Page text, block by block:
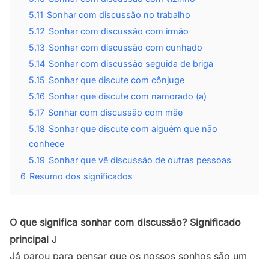
5.11 Sonhar com discussão no trabalho
5.12 Sonhar com discussão com irmão
5.13 Sonhar com discussão com cunhado
5.14 Sonhar com discussão seguida de briga
5.15 Sonhar que discute com cônjuge
5.16 Sonhar que discute com namorado (a)
5.17 Sonhar com discussão com mãe
5.18 Sonhar que discute com alguém que não
conhece
5.19 Sonhar que vê discussão de outras pessoas
6 Resumo dos significados
O que significa sonhar com discussão? Significado
principal J
Já parou para pensar que os nossos sonhos são um